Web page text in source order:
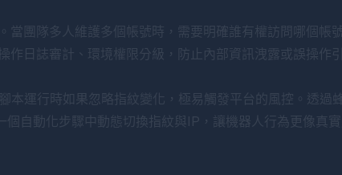
當團隊多人維護多個帳號時，需要明確誰有權訪問哪個帳
日誌審計、環境權限分級，防止內部資訊洩露或誤操作
本運行時如果忽略指紋變化，極易觸發平台的風控。透過
自動化步驟中動態切換指紋與IP，讓機器人行為更像真